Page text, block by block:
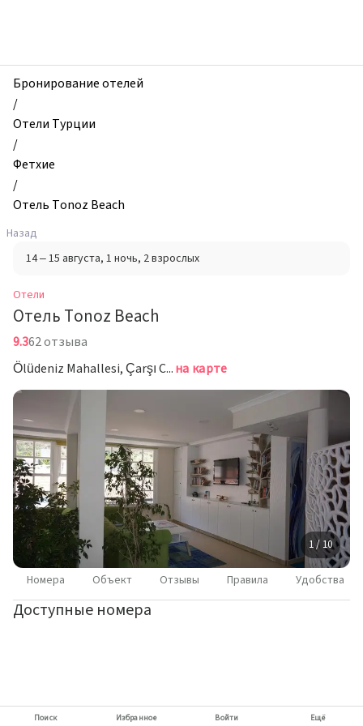
Отель
Tonoz
Beach,
Фетхие,
Турция
Бронирование отелей
/
Отели Турции
/
Фетхие
/
Отель Tonoz Beach
Назад
14 – 15 августа, 1 ночь, 2 взрослых
Отели
Отель Tonoz Beach
9.362 отзыва
Ölüdeniz Mahallesi, Çarşı Caddesi 3, Олюденизна карте
1 / 10
Номера Объект Отзывы Правила Удобства
Доступные номера
Поиск Избранное Войти Ещё